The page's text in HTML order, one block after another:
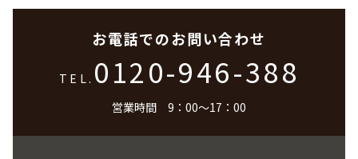
お電話でのお問い合わせ
TEL. 0120-946-388
営業時間 9：00～17：00